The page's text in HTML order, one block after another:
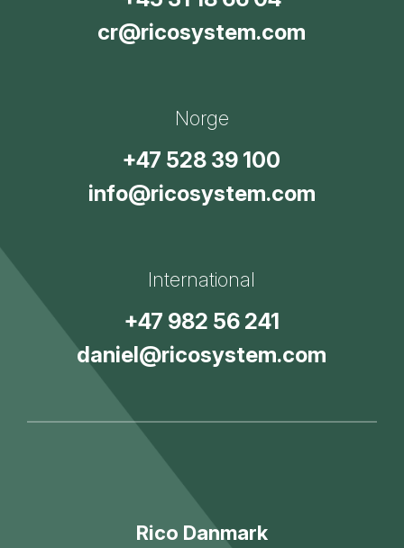
cr@ricosystem.com
Norge
+47 528 39 100
info@ricosystem.com
International
+47 982 56 241
daniel@ricosystem.com
Rico Danmark